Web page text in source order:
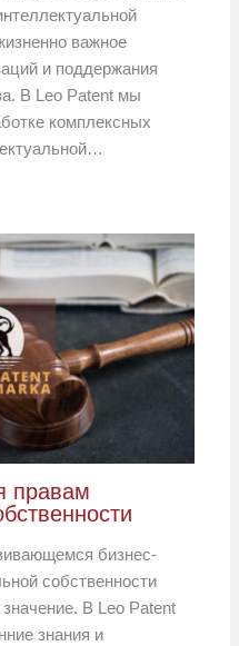
важное
и поддержания
В Leo Patent мы
комплексных
правам
бизнес-
собственности
В Leo Patent
знания и